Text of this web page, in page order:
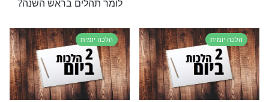
מיחם
ושהחיינו על עניבה
הלכה יומית